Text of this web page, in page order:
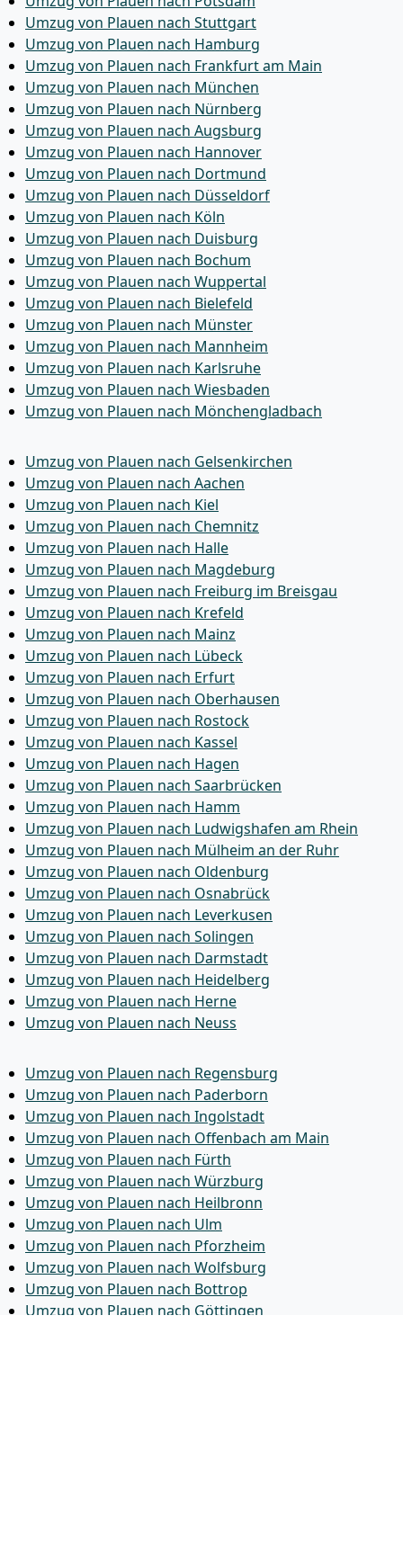
Umzug von Plauen nach Stuttgart
Umzug von Plauen nach Hamburg
Umzug von Plauen nach Frankfurt am Main
Umzug von Plauen nach München
Umzug von Plauen nach Nürnberg
Umzug von Plauen nach Augsburg
Umzug von Plauen nach Hannover
Umzug von Plauen nach Dortmund
Umzug von Plauen nach Düsseldorf
Umzug von Plauen nach Köln
Umzug von Plauen nach Duisburg
Umzug von Plauen nach Bochum
Umzug von Plauen nach Wuppertal
Umzug von Plauen nach Bielefeld
Umzug von Plauen nach Münster
Umzug von Plauen nach Mannheim
Umzug von Plauen nach Karlsruhe
Umzug von Plauen nach Wiesbaden
Umzug von Plauen nach Mönchen­gladbach
Umzug von Plauen nach Gelsenkirchen
Umzug von Plauen nach Aachen
Umzug von Plauen nach Kiel
Umzug von Plauen nach Chemnitz
Umzug von Plauen nach Halle
Umzug von Plauen nach Magdeburg
Umzug von Plauen nach Freiburg im Breisgau
Umzug von Plauen nach Krefeld
Umzug von Plauen nach Mainz
Umzug von Plauen nach Lübeck
Umzug von Plauen nach Erfurt
Umzug von Plauen nach Oberhausen
Umzug von Plauen nach Rostock
Umzug von Plauen nach Kassel
Umzug von Plauen nach Hagen
Umzug von Plauen nach Saarbrücken
Umzug von Plauen nach Hamm
Umzug von Plauen nach Ludwigshafen am Rhein
Umzug von Plauen nach Mülheim an der Ruhr
Umzug von Plauen nach Oldenburg
Umzug von Plauen nach Osnabrück
Umzug von Plauen nach Leverkusen
Umzug von Plauen nach Solingen
Umzug von Plauen nach Darmstadt
Umzug von Plauen nach Heidelberg
Umzug von Plauen nach Herne
Umzug von Plauen nach Neuss
Umzug von Plauen nach Regensburg
Umzug von Plauen nach Paderborn
Umzug von Plauen nach Ingolstadt
Umzug von Plauen nach Offenbach am Main
Umzug von Plauen nach Fürth
Umzug von Plauen nach Würzburg
Umzug von Plauen nach Heilbronn
Umzug von Plauen nach Ulm
Umzug von Plauen nach Pforzheim
Umzug von Plauen nach Wolfsburg
Umzug von Plauen nach Bottrop
Umzug von Plauen nach Göttingen